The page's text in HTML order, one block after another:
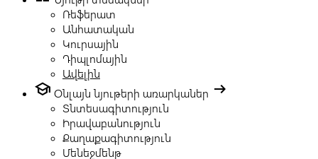
Ռեֆերատ
Անհատական
Կուրսային
Դիպլոմային
Ավելին
school Օնլայն նյութերի առարկաներ arrow_right_alt
Տնտեսագիտություն
Իրավաբանություն
Քաղաքագիտություն
Մենեջմենթ